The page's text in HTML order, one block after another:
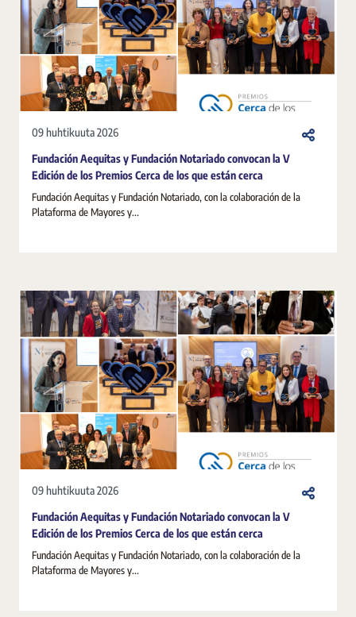
09 huhtikuuta 2026
Fundación Aequitas y Fundación Notariado convocan la V
Edición de los Premios Cerca de los que están cerca
Fundación Aequitas y Fundación Notariado, con la colaboración de la
Plataforma de Mayores y...
09 huhtikuuta 2026
Fundación Aequitas y Fundación Notariado convocan la V
Edición de los Premios Cerca de los que están cerca
Fundación Aequitas y Fundación Notariado, con la colaboración de la
Plataforma de Mayores y...